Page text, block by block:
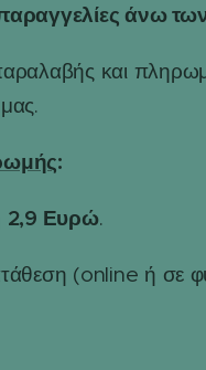
άνω
και
:
2,9 Ευρώ.
(online ή σε